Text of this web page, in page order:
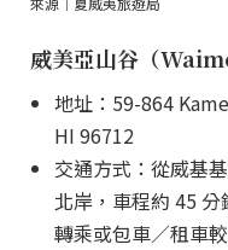
威美亞山谷（
地址：59-864
HI 96712
交通方式：從威基
北岸，車程約 45
轉乘或包車／租車